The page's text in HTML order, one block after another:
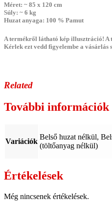
Méret: ~ 85 x 120 cm
Súly: ~ 6 kg
Huzat anyaga: 100 % Pamut
A termékről látható kép illusztráció! A
Kérlek ezt vedd figyelembe a vásárlás
Related
További információk
Variációk
Belső huzat nélkül,
(töltőanyag nélkül)
Értékelések
Még nincsenek értékelések.